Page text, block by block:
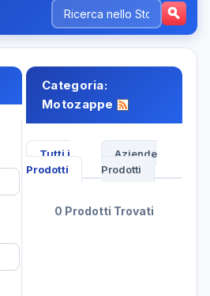
Categoria:
Motozappe
Tutti i
Prodotti
Aziende
Prodotti
0 Prodotti Trovati